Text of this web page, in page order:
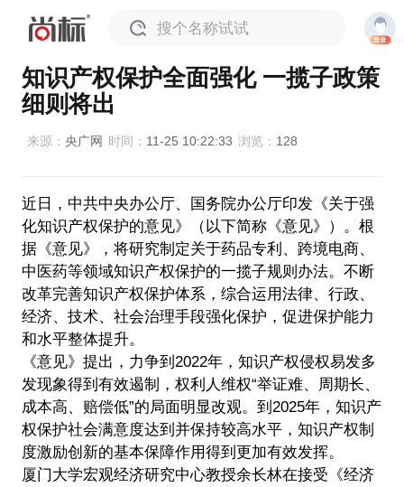
搜个名称试试
知识产权保护全面强化 一揽子政策
细则将出
来源： 央广网 时间： 11-25 10:22:33 浏览： 128
近日，中共中央办公厅、国务院办公厅印发《关于强
化知识产权保护的意见》（以下简称《意见》）。根
据《意见》，将研究制定关于药品专利、跨境电商、
中医药等领域知识产权保护的一揽子规则办法。不断
改革完善知识产权保护体系，综合运用法律、行政、
经济、技术、社会治理手段强化保护，促进保护能力
和水平整体提升。
《意见》提出，力争到2022年，知识产权侵权易发多
发现象得到有效遏制，权利人维权“举证难、周期长、
成本高、赔偿低”的局面明显改观。到2025年，知识产
权保护社会满意度达到并保持较高水平，知识产权制
度激励创新的基本保障作用得到更加有效发挥。
厦门大学宏观经济研究中心教授余长林在接受《经济